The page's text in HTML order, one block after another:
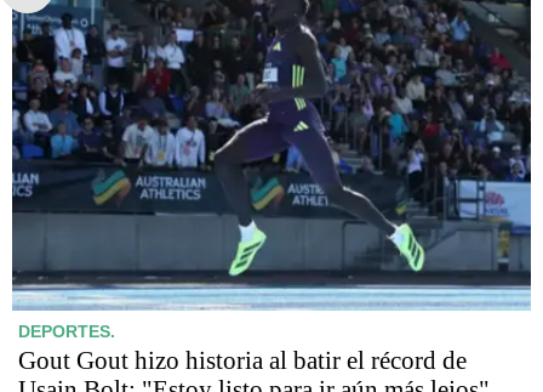
DEPORTES.
Gout Gout hizo historia al batir el récord de